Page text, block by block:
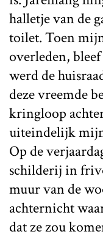
halletje van de
toilet. Toen
overleden,
werd de
deze vreemde
kringloop
uiteindelijk
Op de
schilderij in
muur van de
achternicht
dat ze zou